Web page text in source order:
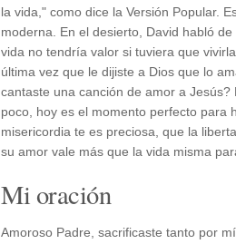
la vida," como dice la Versión Popular.
moderna. En el desierto, David habló
vida no tendría valor si tuviera que
última vez que le dijiste a Dios que lo
cantaste una canción de amor a
poco, hoy es el momento perfecto para
misericordia te es preciosa, que la
su amor vale más que la vida misma
Mi oración
Amoroso Padre, sacrificaste tanto por